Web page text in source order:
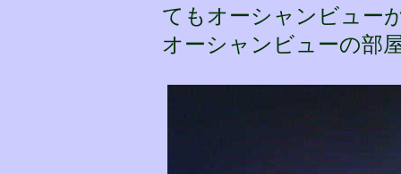
てもオーシャンビュー
オーシャンビューの部